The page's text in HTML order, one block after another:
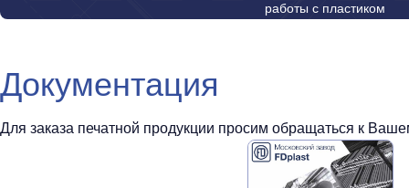
работы с пластиком
Документация
Для заказа печатной продукции просим обращаться к